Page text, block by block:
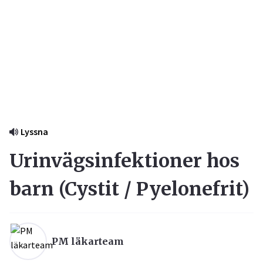
Lyssna
Urinvägsinfektioner hos
barn (Cystit / Pyelonefrit)
PM läkarteam